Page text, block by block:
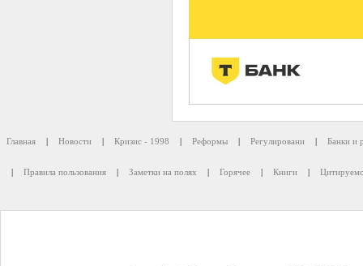
Главная | Новости | Кризис - 1998 | Реформы | Регулировани | Банки и
| Правила пользования | Заметки на полях | Горячее | Книги |